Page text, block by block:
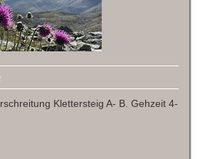
Klettersteig A- B. Gehzeit 4-